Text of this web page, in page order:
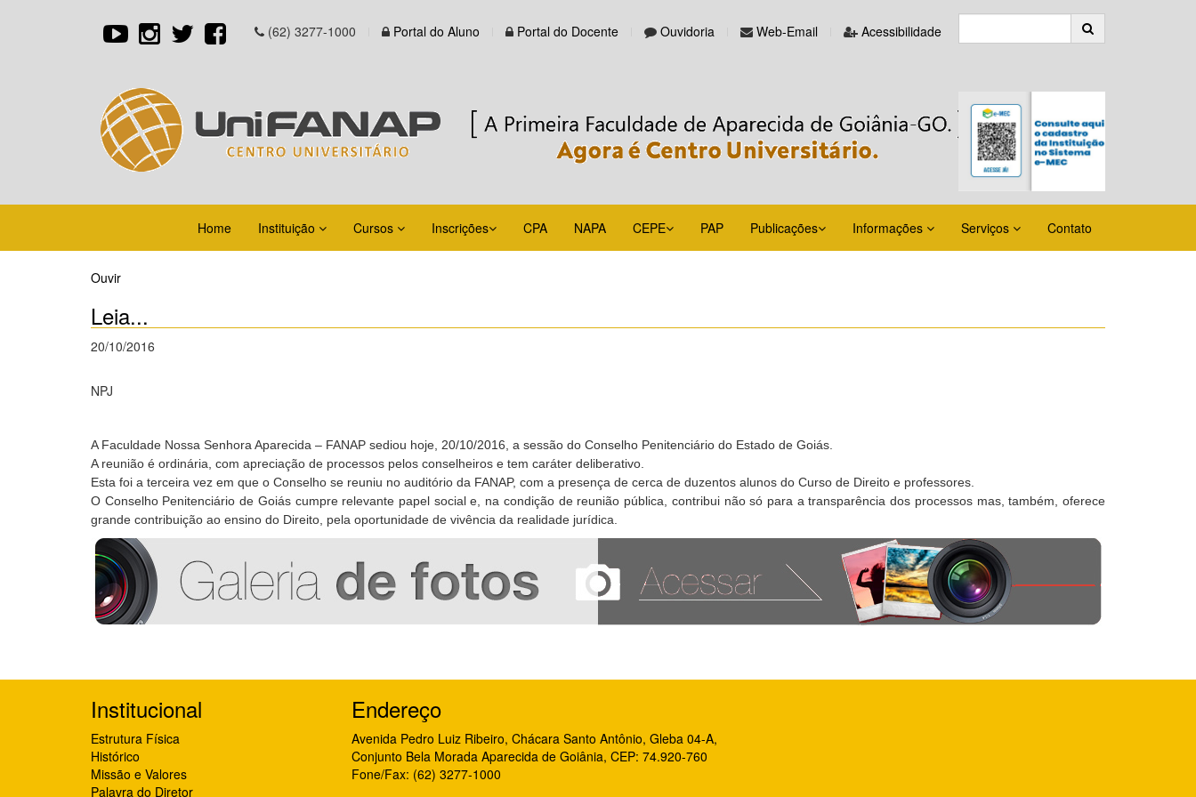
(62) 3277-1000 Portal do Aluno Portal do Docente Ouvidoria Web-Email Acessibilidade
Home Instituição Cursos Inscrições CPA NAPA CEPE PAP Publicações Informações Serviços Contato
Ouvir
Leia...
20/10/2016
NPJ
A Faculdade Nossa Senhora Aparecida – FANAP sediou hoje, 20/10/2016, a sessão do Conselho Penitenciário do Estado de Goiás.
A reunião é ordinária, com apreciação de processos pelos conselheiros e tem caráter deliberativo.
Esta foi a terceira vez em que o Conselho se reuniu no auditório da FANAP, com a presença de cerca de duzentos alunos do Curso de Direito e professores.
O Conselho Penitenciário de Goiás cumpre relevante papel social e, na condição de reunião pública, contribui não só para a transparência dos processos mas, também, oferece
grande contribuição ao ensino do Direito, pela oportunidade de vivência da realidade jurídica.
Institucional
Estrutura Física
Histórico
Missão e Valores
Palavra do Diretor
Endereço
Avenida Pedro Luiz Ribeiro, Chácara Santo Antônio, Gleba 04-A,
Conjunto Bela Morada Aparecida de Goiânia, CEP: 74.920-760
Fone/Fax: (62) 3277-1000